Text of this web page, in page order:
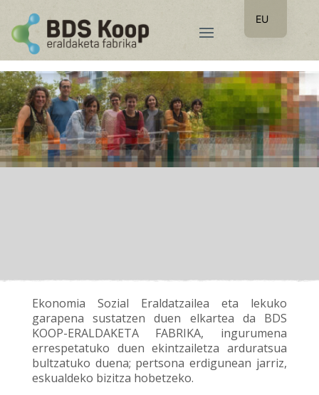
Ekonomia Sozial Eraldatzailea eta lekuko
garapena sustatzen duen elkartea da BDS
KOOP-ERALDAKETA FABRIKA, ingurumena
errespetatuko duen ekintzailetza arduratsua
bultzatuko duena; pertsona erdigunean jarriz,
eskualdeko bizitza hobetzeko.
EU